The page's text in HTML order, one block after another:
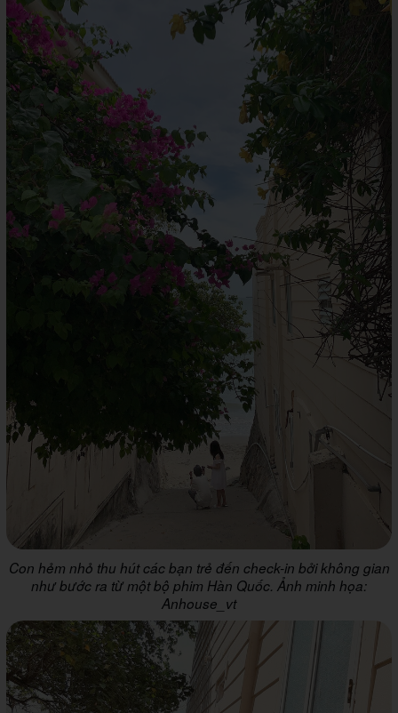
Con hẻm nhỏ thu hút các bạn trẻ đến check-in bởi không gian
như bước ra từ một bộ phim Hàn Quốc. Ảnh minh họa:
Anhouse_vt